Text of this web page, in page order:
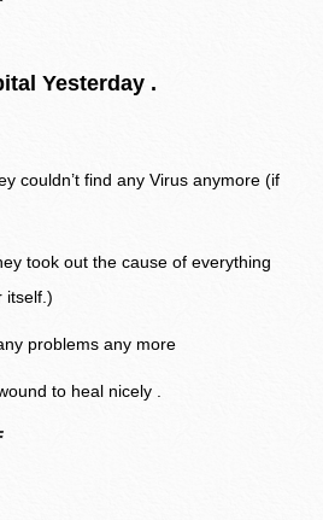
Yesterday .
couldn’t find any Virus anymore (if
took out the cause of everything
itself.)
problems any more
to heal nicely .